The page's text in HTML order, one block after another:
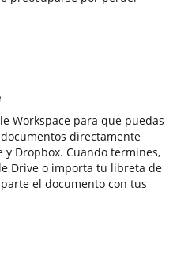
Workspace para que puedas
directamente
y Dropbox. Cuando termines,
Drive o importa tu libreta de
el documento con tus